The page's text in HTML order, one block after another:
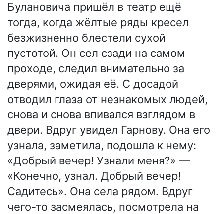
Булановича пришёл в театр ещё
тогда, когда жёлтые ряды кресел
безжизненно блестели сухой
пустотой. Он сел сзади на самом
проходе, следил внимательно за
дверями, ожидая её. С досадой
отводил глаза от незнакомых людей,
снова и снова впивался взглядом в
двери. Вдруг увидел Гарнову. Она его
узнала, заметила, подошла к нему:
«Добрый вечер! Узнали меня?» —
«Конечно, узнал. Добрый вечер!
Садитесь». Она села рядом. Вдруг
чего-то засмеялась, посмотрела на